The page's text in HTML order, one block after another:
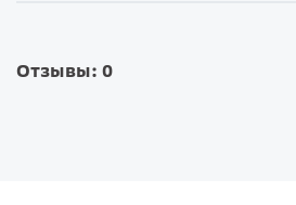
Отзывы: 0